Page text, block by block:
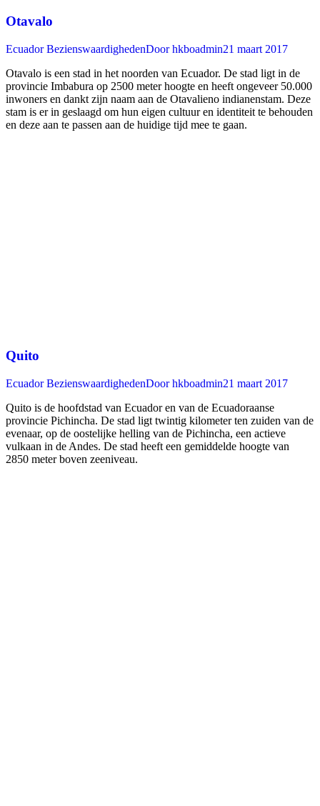
Otavalo
Ecuador BezienswaardighedenDoorhkboadmin21 maart 2017
Otavalo is een stad in het noorden van Ecuador. De stad ligt in de
provincie Imbabura op 2500 meter hoogte en heeft ongeveer 50.000
inwoners en dankt zijn naam aan de Otavalieno indianenstam. Deze
stam is er in geslaagd om hun eigen cultuur en identiteit te behouden
en deze aan te passen aan de huidige tijd mee te gaan.
Quito
Ecuador BezienswaardighedenDoorhkboadmin21 maart 2017
Quito is de hoofdstad van Ecuador en van de Ecuadoraanse
provincie Pichincha. De stad ligt twintig kilometer ten zuiden van de
evenaar, op de oostelijke helling van de Pichincha, een actieve
vulkaan in de Andes. De stad heeft een gemiddelde hoogte van
2850 meter boven zeeniveau.